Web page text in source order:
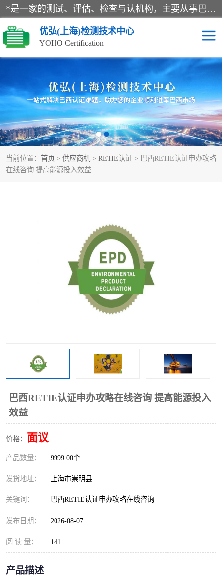
*是一家的测试、评估、检查与认机构，主要从事巴西NR10认证、NR12认证、NR13认证；ANATEL认证、INMTRO认证，欧盟CE认证：MD认证，PED认证，MID认证，ATEX认证，德国蓝色天使认证。
优弘(上海)检测技术中心
YOHO Certification
当前位置： 首页 > 供应商机 > RETIE认证 > 巴西RETIE认证申办攻略
在线咨询 提高能源投入效益
巴西RETIE认证申办攻略在线咨询 提高能源投入
效益
价格： 面议
产品数量： 9999.00个
发货地址： 上海市崇明县
关键词： 巴西RETIE认证申办攻略在线咨询
发布日期： 2026-08-07
阅 读 量： 141
产品描述
RECYCLASS认证 NR10认证
NR12认证 NR13认证
ART认证 巴西NR认证
巴西认证 RETIE认证